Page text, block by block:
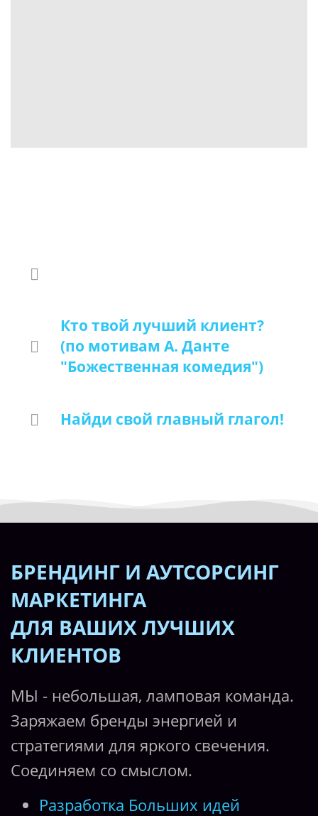
Кто твой лучший клиент?
(по мотивам А. Данте
"Божественная комедия")
Найди свой главный глагол!
БРЕНДИНГ И АУТСОРСИНГ
МАРКЕТИНГА
ДЛЯ ВАШИХ ЛУЧШИХ
КЛИЕНТОВ
МЫ - небольшая, ламповая команда.
Заряжаем бренды энергией и
стратегиями для яркого свечения.
Соединяем со смыслом.
Разработка Больших идей